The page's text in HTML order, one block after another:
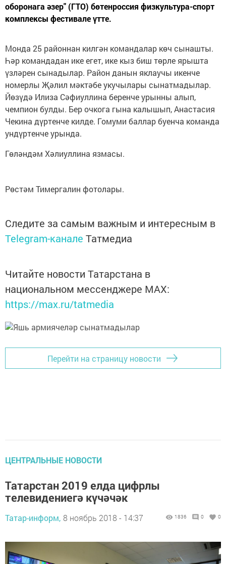
оборонага әзер" (ГТО) бөтенроссия физкультура-спорт
комплексы фестивале үтте.
Монда 25 районнан килгән командалар көч сынашты.
Һәр командадан ике егет, ике кыз биш төрле ярышта
үзләрен сынадылар. Район данын яклаучы икенче
номерлы Җәлил мәктәбе укучылары сынатмадылар.
Йөзүдә Илиза Сәфиуллина беренче урынны алып,
чемпион булды. Бер очкога гына калышып, Анастасия
Чекина дүртенче килде. Гомуми баллар буенча команда
ундүртенче урында.
Гөләндәм Хәлиуллина язмасы.
Рөстәм Тимергалин фотолары.
Следите за самым важным и интересным в
Telegram-канале Татмедиа
Читайте новости Татарстана в
национальном мессенджере MАХ:
https://max.ru/tatmedia
Перейти на страницу новости
ЦЕНТРАЛЬНЫЕ НОВОСТИ
Татарстан 2019 елда цифрлы
телевидениегә күчәчәк
Татар-информ, 8 ноябрь 2018 - 14:37 1836 0 0